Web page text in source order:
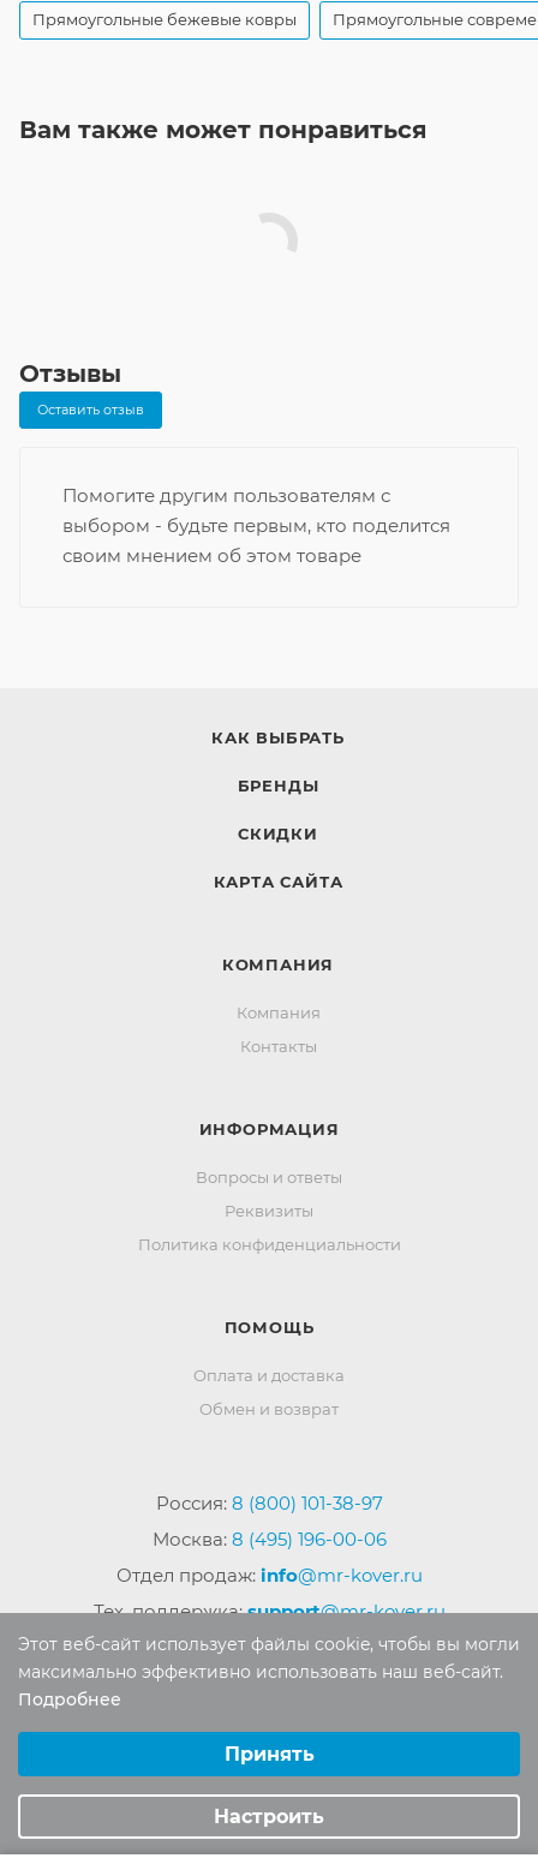
Прямоугольные бежевые ковры Прямоугольные
Вам также может понравиться
Отзывы
Оставить отзыв
Помогите другим пользователям с
выбором - будьте первым, кто поделится
своим мнением об этом товаре
КАК ВЫБРАТЬ
БРЕНДЫ
СКИДКИ
КАРТА САЙТА
КОМПАНИЯ
Компания
Контакты
ИНФОРМАЦИЯ
Вопросы и ответы
Реквизиты
Политика конфиденциальности
ПОМОЩЬ
Оплата и доставка
Обмен и возврат
Россия: 8 (800) 101-38-97
Москва: 8 (495) 196-00-06
Отдел продаж: info@mr-kover.ru
Тех. поддержка:support@mr-kover.ru
материалов сайта без письменного разрешения
запрещено.
Этот веб-сайт использует файлы cookie, чтобы вы могли
максимально эффективно использовать наш веб-сайт.
Подробнее
Аналитические/Функциональные
Принять
Настроить